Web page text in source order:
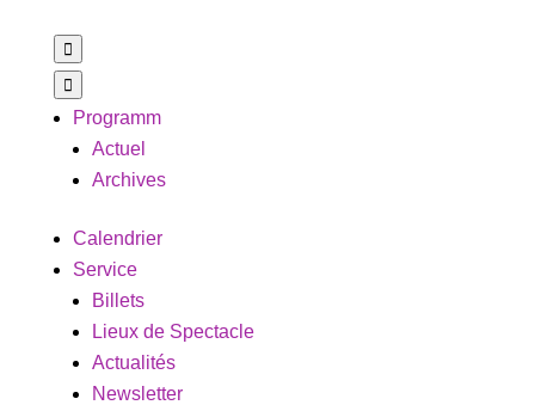


Programm
Actuel
Archives
Calendrier
Service
Billets
Lieux de Spectacle
Actualités
Newsletter